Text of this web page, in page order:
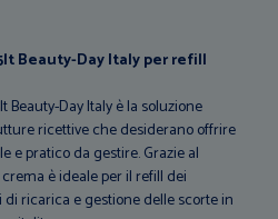
Beauty-Day Italy per refill
Day Italy è la soluzione
ricettive che desiderano offrire
e pratico da gestire. Grazie al
è ideale per il refill dei
ricarica e gestione delle scorte in